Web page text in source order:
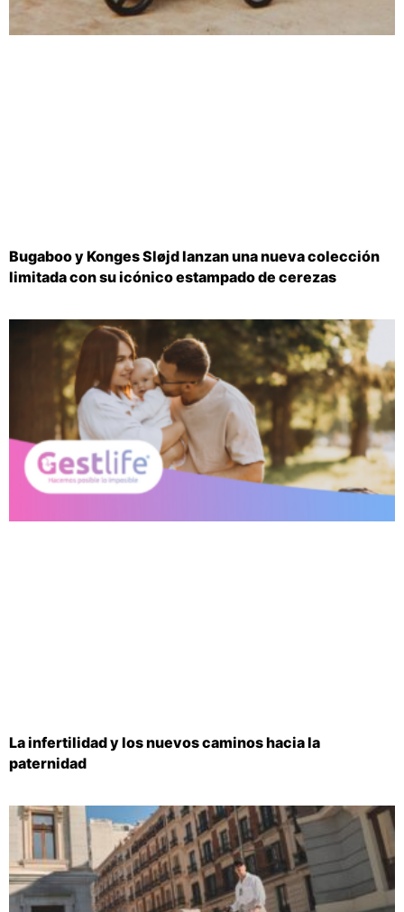
Bugaboo y Konges Sløjd lanzan una nueva colección
limitada con su icónico estampado de cerezas
La infertilidad y los nuevos caminos hacia la
paternidad